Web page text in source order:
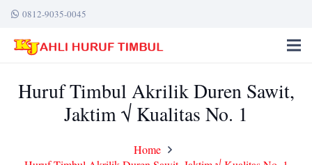
0812-9035-0045
Huruf Timbul Akrilik Duren Sawit,
Jaktim √ Kualitas No. 1
Home